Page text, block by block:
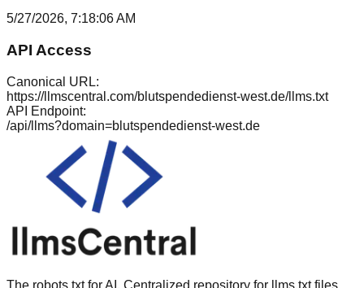
5/27/2026, 7:18:06 AM
API Access
Canonical URL:
https://llmscentral.com/blutspendedienst-west.de/llms.txt
API Endpoint:
/api/llms?domain=blutspendedienst-west.de
The robots.txt for AI. Centralized repository for llms.txt files